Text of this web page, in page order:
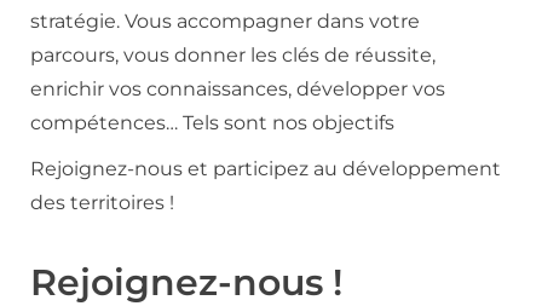
stratégie. Vous accompagner dans votre
parcours, vous donner les clés de réussite,
enrichir vos connaissances, développer vos
compétences… Tels sont nos objectifs
Rejoignez-nous et participez au développement
des territoires !
Rejoignez-nous !